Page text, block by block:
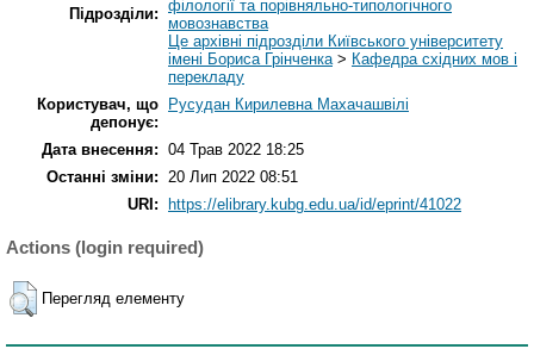
Підрозділи: філології та порівняльно-типологічного
мовознавства
Це архівні підрозділи Київського університету
імені Бориса Грінченка> Кафедра східних мов і
перекладу
Користувач, що
депонує:
Русудан Кирилевна Махачашвілі
Дата внесення: 04 Трав 2022 18:25
Останні зміни: 20 Лип 2022 08:51
URI:
https://elibrary.kubg.edu.ua/id/eprint/41022
Actions (login required)
Перегляд елементу